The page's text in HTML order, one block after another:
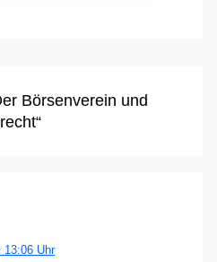
Börsenverein und
13:06 Uhr